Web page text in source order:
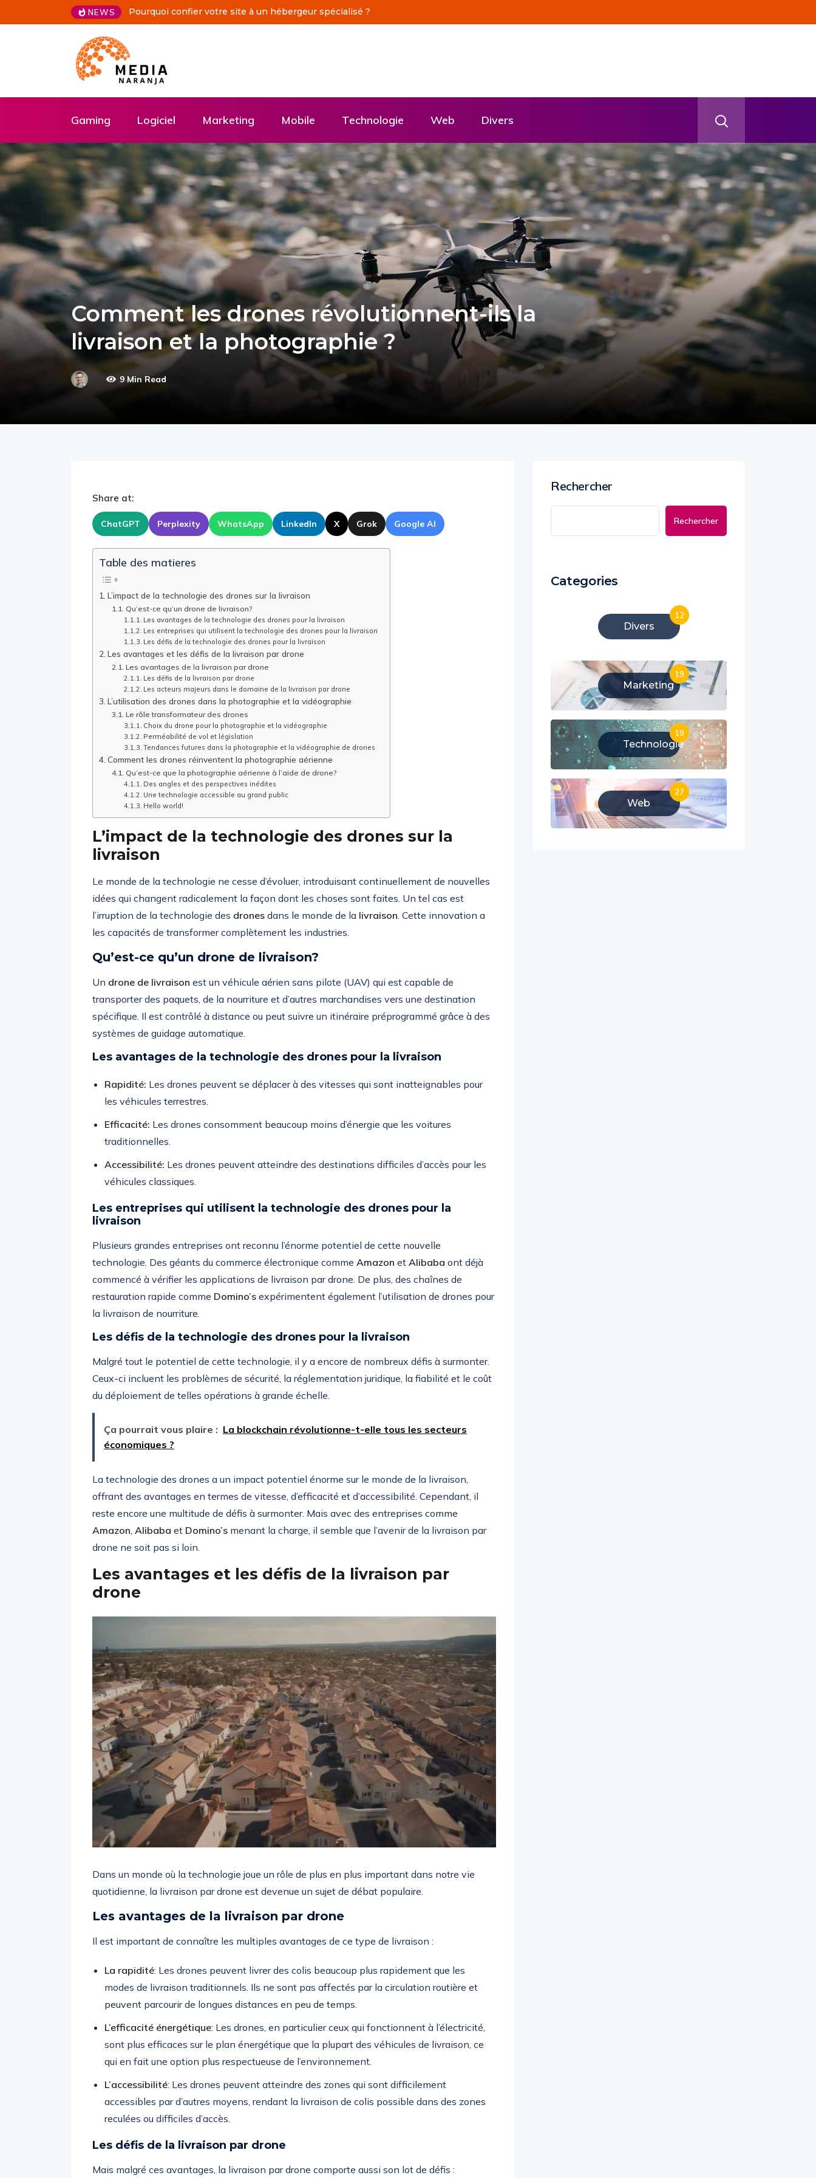
NEWS De vos idées à l’écran grâce à une production vidéo professionnelle
Gaming Logiciel Marketing Mobile Technologie Web Divers
Comment les drones révolutionnent-ils la
livraison et la photographie ?
9 Min Read
Share at:
ChatGPT Perplexity WhatsApp LinkedIn X Grok Google AI
Table des matieres
L’impact de la technologie des drones sur la livraison
Qu’est-ce qu’un drone de livraison?
Les avantages de la technologie des drones pour la livraison
Les entreprises qui utilisent la technologie des drones pour la livraison
Les défis de la technologie des drones pour la livraison
Les avantages et les défis de la livraison par drone
Les avantages de la livraison par drone
Les défis de la livraison par drone
Les acteurs majeurs dans le domaine de la livraison par drone
L’utilisation des drones dans la photographie et la vidéographie
Le rôle transformateur des drones
Choix du drone pour la photographie et la vidéographie
Perméabilité de vol et législation
Tendances futures dans la photographie et la vidéographie de drones
Comment les drones réinventent la photographie aérienne
Qu’est-ce que la photographie aérienne à l’aide de drone?
Des angles et des perspectives inédites
Une technologie accessible au grand public
Hello world!
L’impact de la technologie des drones sur la
livraison
Le monde de la technologie ne cesse d’évoluer, introduisant continuellement de nouvelles
idées qui changent radicalement la façon dont les choses sont faites. Un tel cas est
l’irruption de la technologie des drones dans le monde de la livraison. Cette innovation a
les capacités de transformer complètement les industries.
Qu’est-ce qu’un drone de livraison?
Un drone de livraison est un véhicule aérien sans pilote (UAV) qui est capable de
transporter des paquets, de la nourriture et d’autres marchandises vers une destination
spécifique. Il est contrôlé à distance ou peut suivre un itinéraire préprogrammé grâce à des
systèmes de guidage automatique.
Les avantages de la technologie des drones pour la livraison
Rapidité: Les drones peuvent se déplacer à des vitesses qui sont inatteignables pour
les véhicules terrestres.
Efficacité: Les drones consomment beaucoup moins d’énergie que les voitures
traditionnelles.
Accessibilité: Les drones peuvent atteindre des destinations difficiles d’accès pour les
véhicules classiques.
Les entreprises qui utilisent la technologie des drones pour la
livraison
Plusieurs grandes entreprises ont reconnu l’énorme potentiel de cette nouvelle
technologie. Des géants du commerce électronique comme Amazon et Alibaba ont déjà
commencé à vérifier les applications de livraison par drone. De plus, des chaînes de
restauration rapide comme Domino’s expérimentent également l’utilisation de drones pour
la livraison de nourriture.
Les défis de la technologie des drones pour la livraison
Malgré tout le potentiel de cette technologie, il y a encore de nombreux défis à surmonter.
Ceux-ci incluent les problèmes de sécurité, la réglementation juridique, la fiabilité et le coût
du déploiement de telles opérations à grande échelle.
Ça pourrait vous plaire : La blockchain révolutionne-t-elle tous les secteurs
économiques ?
La technologie des drones a un impact potentiel énorme sur le monde de la livraison,
offrant des avantages en termes de vitesse, d’efficacité et d’accessibilité. Cependant, il
reste encore une multitude de défis à surmonter. Mais avec des entreprises comme
Amazon, Alibaba et Domino’s menant la charge, il semble que l’avenir de la livraison par
drone ne soit pas si loin.
Les avantages et les défis de la livraison par
drone
Dans un monde où la technologie joue un rôle de plus en plus important dans notre vie
quotidienne, la livraison par drone est devenue un sujet de débat populaire.
Les avantages de la livraison par drone
Il est important de connaître les multiples avantages de ce type de livraison :
La rapidité: Les drones peuvent livrer des colis beaucoup plus rapidement que les
modes de livraison traditionnels. Ils ne sont pas affectés par la circulation routière et
peuvent parcourir de longues distances en peu de temps.
L’efficacité énergétique: Les drones, en particulier ceux qui fonctionnent à l’électricité,
sont plus efficaces sur le plan énergétique que la plupart des véhicules de livraison, ce
qui en fait une option plus respectueuse de l’environnement.
L’accessibilité: Les drones peuvent atteindre des zones qui sont difficilement
accessibles par d’autres moyens, rendant la livraison de colis possible dans des zones
reculées ou difficiles d’accès.
Les défis de la livraison par drone
Mais malgré ces avantages, la livraison par drone comporte aussi son lot de défis :
Rechercher
Rechercher
Categories
Divers
12
Marketing
19
Technologie
19
Web
27